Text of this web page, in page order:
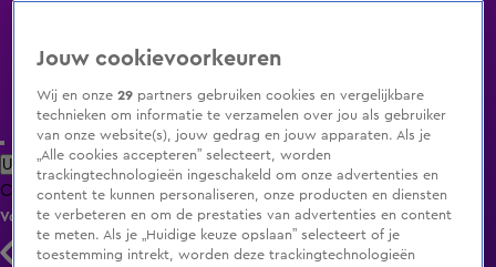
Uitzending Gemist Populaire programma's Zenders Genres
ClipsFilmsRadioSmart TV inlogShop
Volg KIJK
Jouw cookievoorkeuren
Wij en onze29 partners gebruiken cookies en vergelijkbare
technieken om informatie te verzamelen over jou als gebruiker
van onze website(s), jouw gedrag en jouw apparaten. Als je
„Alle cookies accepteren” selecteert, worden
trackingtechnologieën ingeschakeld om onze advertenties en
content te kunnen personaliseren, onze producten en diensten
te verbeteren en om de prestaties van advertenties en content
te meten. Als je „Huidige keuze opslaan” selecteert of je
toestemming intrekt, worden deze trackingtechnologieën